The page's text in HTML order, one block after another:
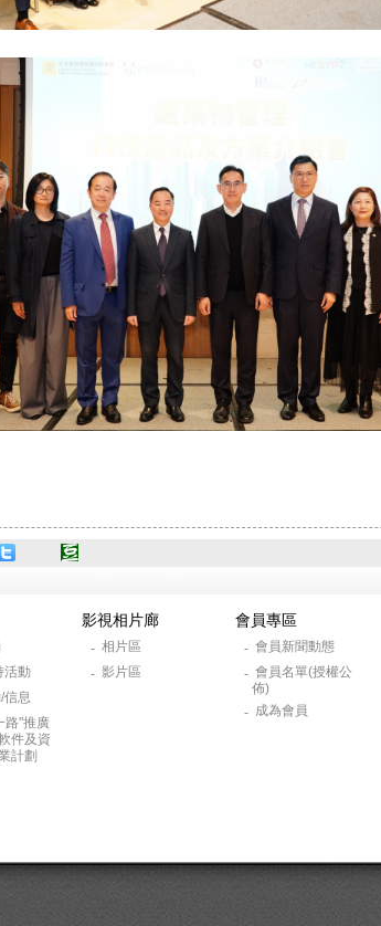
活動
信息
路"推廣
件及資
計劃
影視相片廊
- 相片區
- 影片區
會員專區
- 會員新聞動態
- 會員名單(授權公
佈)
- 成為會員